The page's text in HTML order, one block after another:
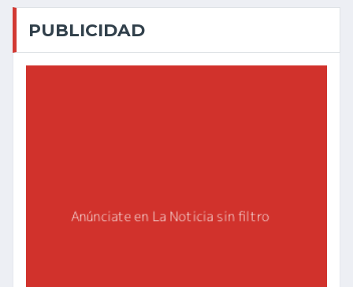
PUBLICIDAD